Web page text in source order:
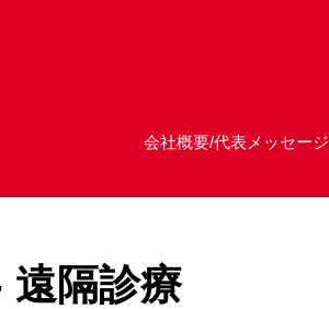
会社概要/代表メッセージ
遠隔診療